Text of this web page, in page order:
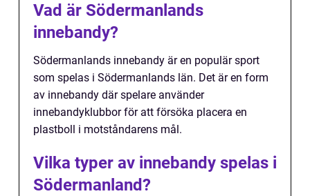
Vad är Södermanlands
innebandy?
Södermanlands innebandy är en populär sport
som spelas i Södermanlands län. Det är en form
av innebandy där spelare använder
innebandyklubbor för att försöka placera en
plastboll i motståndarens mål.
Vilka typer av innebandy spelas i
Södermanland?